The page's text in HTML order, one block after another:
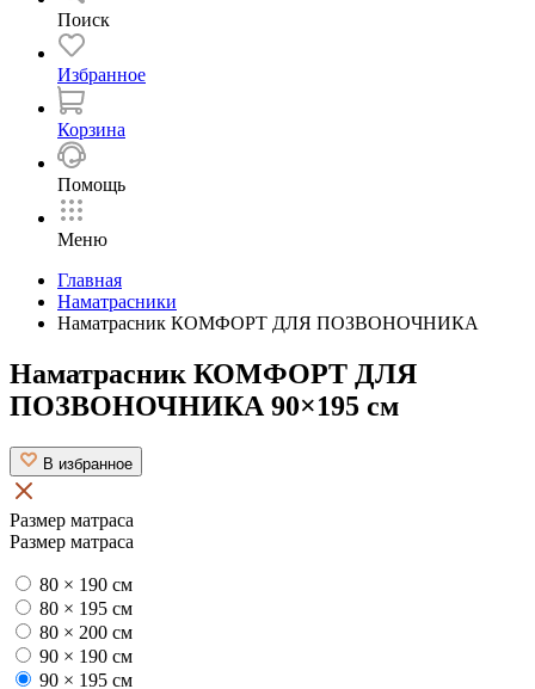
Поиск
Избранное
Корзина
Помощь
Меню
Главная
Наматрасники
Наматрасник КОМФОРТ ДЛЯ ПОЗВОНОЧНИКА
Наматрасник КОМФОРТ ДЛЯ
ПОЗВОНОЧНИКА 90×195 см
В избранное
Размер матраса
Размер матраса
80 × 190 см
80 × 195 см
80 × 200 см
90 × 190 см
90 × 195 см